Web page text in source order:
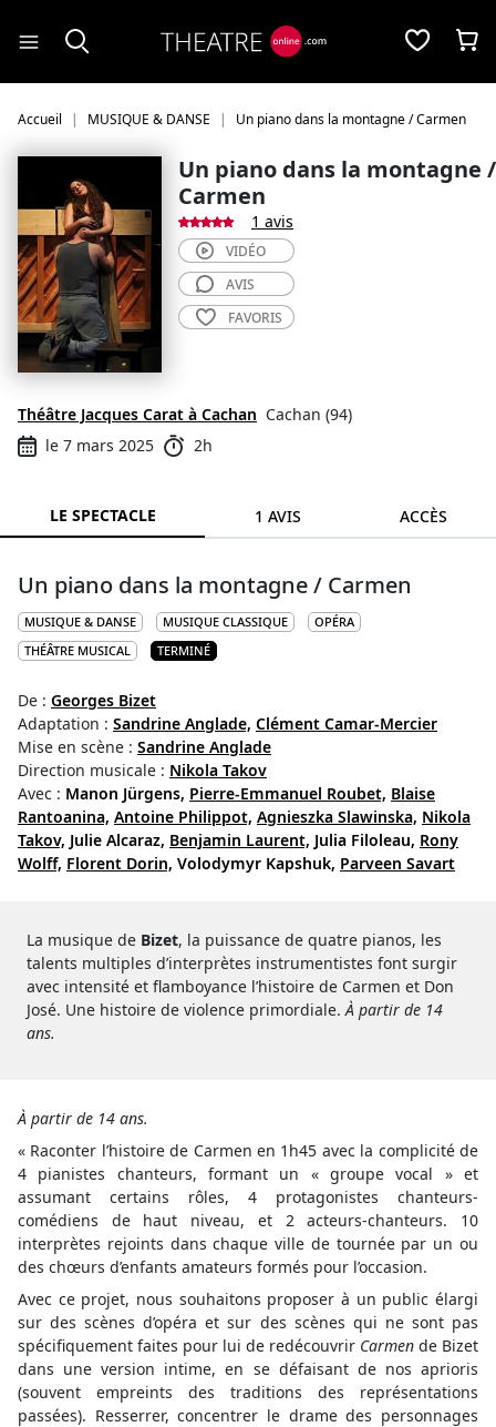
Accueil MUSIQUE & DANSE Un piano dans la montagne / Carmen
Un piano dans la montagne /
Carmen
1 avis
Théâtre Jacques Carat à Cachan Cachan (94)
le 7 mars 2025
2h
VIDÉO
AVIS
FAVORIS
LE SPECTACLE 1 AVIS ACCÈS
Un piano dans la montagne / Carmen
MUSIQUE & DANSE MUSIQUE CLASSIQUE
OPÉRA
THÉÂTRE MUSICAL
TERMINÉ
De : Georges Bizet
Adaptation : Sandrine Anglade, Clément Camar-Mercier
Mise en scène : Sandrine Anglade
Direction musicale : Nikola Takov
Avec : Manon Jürgens, Pierre-Emmanuel Roubet, Blaise
Rantoanina, Antoine Philippot, Agnieszka Slawinska, Nikola
Takov, Julie Alcaraz, Benjamin Laurent, Julia Filoleau, Rony
Wolff, Florent Dorin, Volodymyr Kapshuk, Parveen Savart
La musique de Bizet, la puissance de quatre pianos, les
talents multiples d’interprètes instrumentistes font surgir
avec intensité et flamboyance l’histoire de Carmen et Don
José. Une histoire de violence primordiale. À partir de 14
ans.
À partir de 14 ans.
« Raconter l’histoire de Carmen en 1h45 avec la complicité de
4 pianistes chanteurs, formant un « groupe vocal » et
assumant certains rôles, 4 protagonistes chanteurs-
comédiens de haut niveau, et 2 acteurs-chanteurs. 10
interprètes rejoints dans chaque ville de tournée par un ou
des chœurs d’enfants amateurs formés pour l’occasion.
Avec ce projet, nous souhaitons proposer à un public élargi
sur des scènes d’opéra et sur des scènes qui ne sont pas
spécifiquement faites pour lui de redécouvrir Carmen de Bizet
dans une version intime, en se défaisant de nos aprioris
(souvent empreints des traditions des représentations
passées). Resserrer, concentrer le drame des personnages